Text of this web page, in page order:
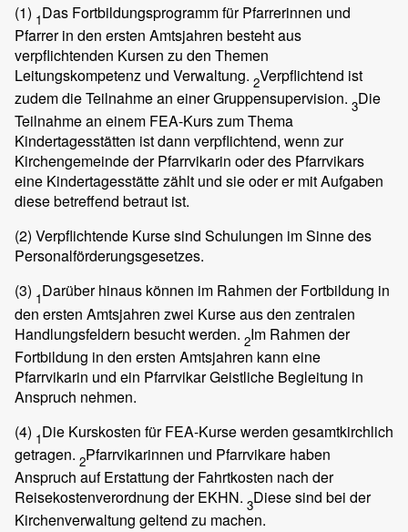
(1) 1Das Fortbildungsprogramm für Pfarrerinnen und
Pfarrer in den ersten Amtsjahren besteht aus
verpflichtenden Kursen zu den Themen
Leitungskompetenz und Verwaltung. 2Verpflichtend ist
zudem die Teilnahme an einer Gruppensupervision. 3Die
Teilnahme an einem FEA-Kurs zum Thema
Kindertagesstätten ist dann verpflichtend, wenn zur
Kirchengemeinde der Pfarrvikarin oder des Pfarrvikars
eine Kindertagesstätte zählt und sie oder er mit Aufgaben
diese betreffend betraut ist.
(2) Verpflichtende Kurse sind Schulungen im Sinne des
Personalförderungsgesetzes.
(3) 1Darüber hinaus können im Rahmen der Fortbildung in
den ersten Amtsjahren zwei Kurse aus den zentralen
Handlungsfeldern besucht werden. 2Im Rahmen der
Fortbildung in den ersten Amtsjahren kann eine
Pfarrvikarin und ein Pfarrvikar Geistliche Begleitung in
Anspruch nehmen.
(4) 1Die Kurskosten für FEA-Kurse werden gesamtkirchlich
getragen. 2Pfarrvikarinnen und Pfarrvikare haben
Anspruch auf Erstattung der Fahrtkosten nach der
Reisekostenverordnung der EKHN. 3Diese sind bei der
Kirchenverwaltung geltend zu machen.